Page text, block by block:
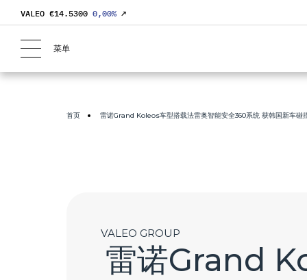
VALEO €14.5300 0,00% ↗
菜单
首页 雷诺Grand Koleos车型搭载法雷奥智能安全360系统 获韩国新车碰
VALEO GROUP
雷诺Grand